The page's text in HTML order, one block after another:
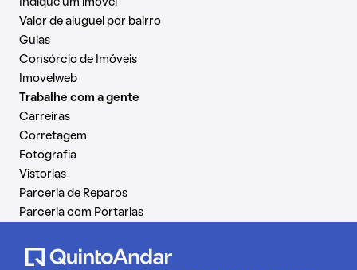
Indique um imóvel
Valor de aluguel por bairro
Guias
Consórcio de Imóveis
Imovelweb
Trabalhe com a gente
Carreiras
Corretagem
Fotografia
Vistorias
Parceria de Reparos
Parceria com Portarias